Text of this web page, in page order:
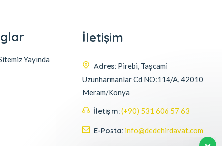
Yayında
İletişim
Adres: Pirebi, Taşcami
Uzunharmanlar Cd NO:114/A, 42010
Meram/Konya
İletişim:(+90) 531 606 57 63
E-Posta: info@dedehirdavat.com